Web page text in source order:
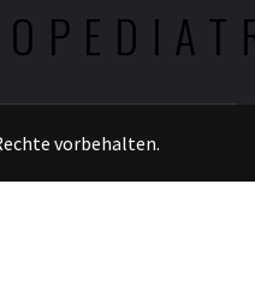
vorbehalten.